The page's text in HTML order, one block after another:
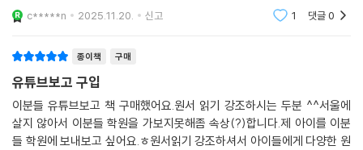
하다고 하는 초4 시기에, 좋은 길잡이가 된 책이 되었습니
다. 앞으로 두고두고 보면서 가는 길이 막힐때마다 찾아보
c*****n 2025.11.20. 신고 1 댓글0
종이책 구매
유튜브보고 구입
이분들 유튜브보고 책 구매했어요.원서 읽기 강조하시는 두분 ^^서울에
살지 않아서 이분들 학원을 가보지못해좀 속상(?)합니다.제 아이를 이분
들 학원에 보내보고 싶어요.ㅎ원서읽기 강조하셔서 아이들에게 다양한 원